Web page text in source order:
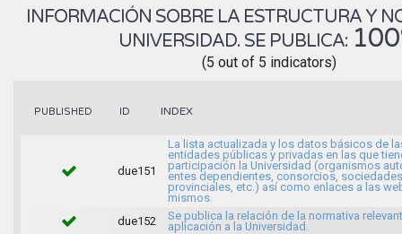
INFORMACIÓN SOBRE LA ESTRUCTURA Y
UNIVERSIDAD. SE PUBLICA:
(5 out of 5 indicators)
PUBLISHED ID INDEX
due151
La lista actualizada y los datos básicos de
entidades públicas y privadas en las que
participación la Universidad (organismos
entes dependientes, consorcios, sociedades
provinciales, etc.) así como enlaces a las
mismos.
due152
Se publica la relación de la normativa
aplicación a la Universidad.